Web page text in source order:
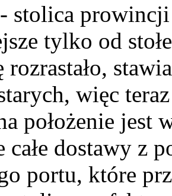
stolica
tylko od
rozrastało,
więc
położenie jest
całe dostawy z
portu, które